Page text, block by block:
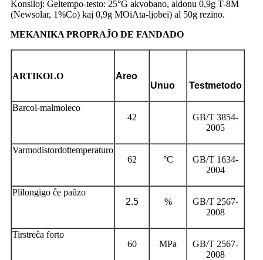
Konsiloj: Ĝeltempo-testo: 25°G akvobano, aldonu 0,9g T-8M
(Newsolar, 1%Co) kaj 0,9g MOiAta-ljobei) al 50g rezino.
MEKANIKA PROPRAĴO DE FANDADO
ARTIKOLO
Areo
Unuo
Testmetodo
Barcol-malmoleco
42
GB/T 3854-
2005
Varmodistordottemperaturo
62
°C
GB/T 1634-
2004
Plilongigo ĉe paŭzo
2.5
%
GB/T 2567-
2008
Tirstreĉa forto
60
MPa
GB/T 2567-
2008